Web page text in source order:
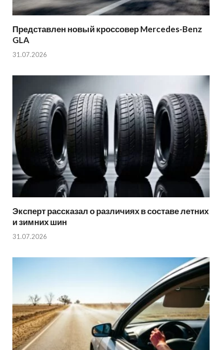
Представлен новый кроссовер Mercedes-Benz
GLA
31.07.2026
Эксперт рассказал о различиях в составе летних
и зимних шин
31.07.2026